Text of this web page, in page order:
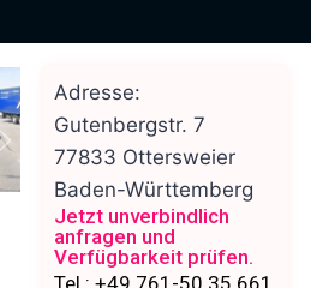
Nächstes
Adresse:
Gutenbergstr. 7
77833 Ottersweier
Baden-Württemberg
Jetzt unverbindlich
anfragen und
Verfügbarkeit prüfen.
Tel.: +49 761-50 35 661